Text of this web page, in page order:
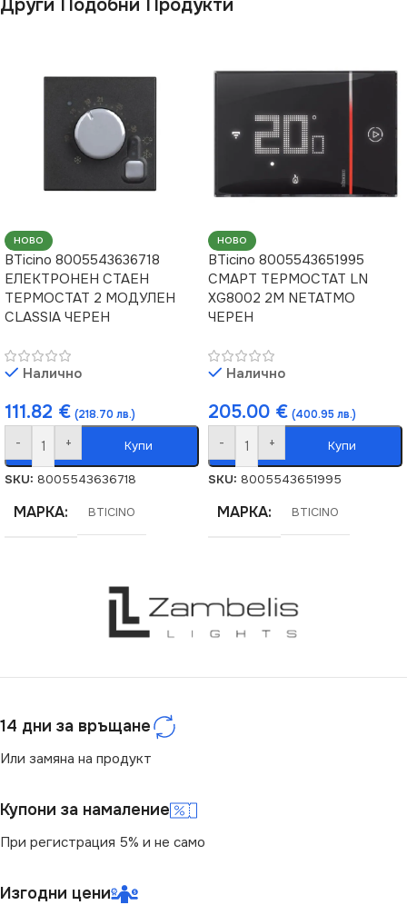
Други Подобни Продукти
НОВО
BTicino 8005543636718
ЕЛЕКТРОНЕН СТАЕН
ТЕРМОСТАТ 2 МОДУЛЕН
CLASSIA ЧЕРЕН
Налично
111.82 € (218.70 лв.)
- + Купи
SKU: 8005543636718
МАРКА BTICINO
НОВО
BTicino 8005543651995
СМАРТ ТЕРМОСТАТ LN
XG8002 2M NETATMO
ЧЕРЕН
Налично
205.00 € (400.95 лв.)
- + Купи
SKU: 8005543651995
МАРКА BTICINO
14 дни за връщане
Или замяна на продукт
Купони за намаление
При регистрация 5% и не само
Изгодни цени